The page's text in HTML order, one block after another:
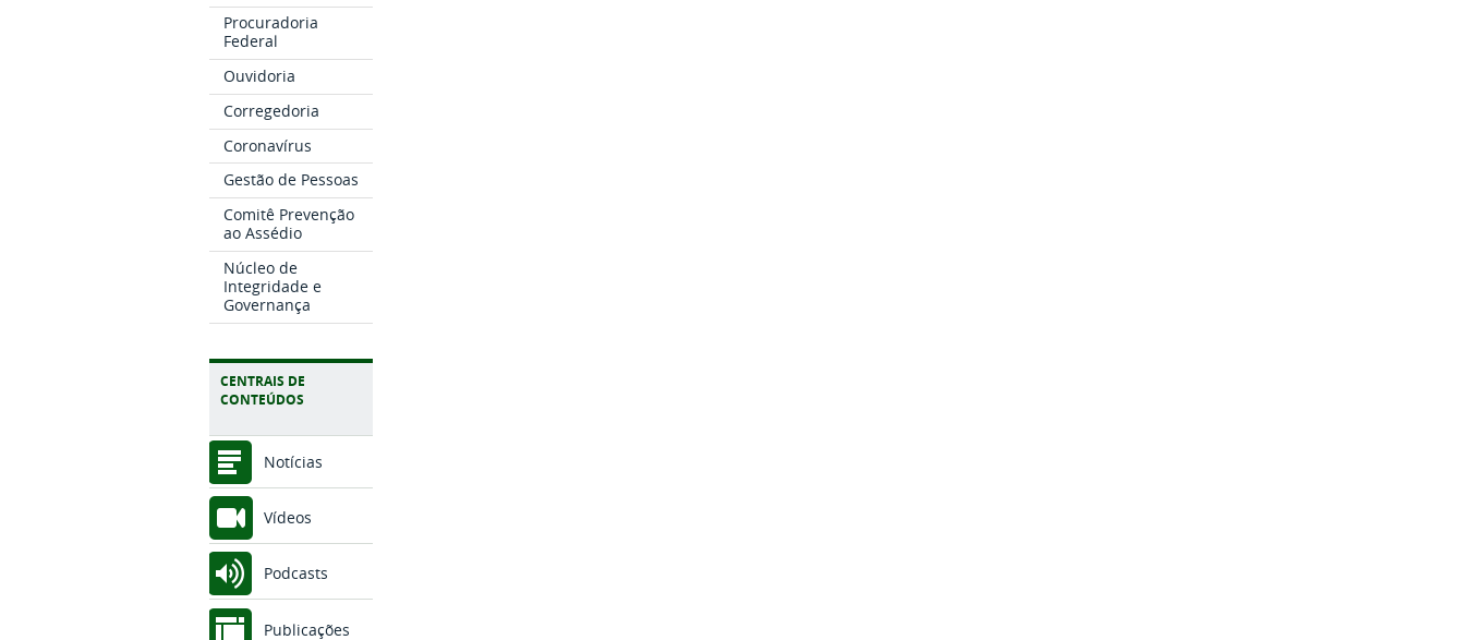
Procuradoria
Federal
Ouvidoria
Corregedoria
Coronavírus
Gestão de Pessoas
Comitê Prevenção
ao Assédio
Núcleo de
Integridade e
Governança
CENTRAIS DE
CONTEÚDOS
Notícias
Vídeos
Podcasts
Publicações